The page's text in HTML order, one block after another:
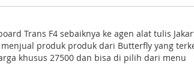
Trans F4 sebaiknya ke agen alat tulis
produk produk dari Butterfly yang
khusus 27500 dan bisa di pilih dari menu